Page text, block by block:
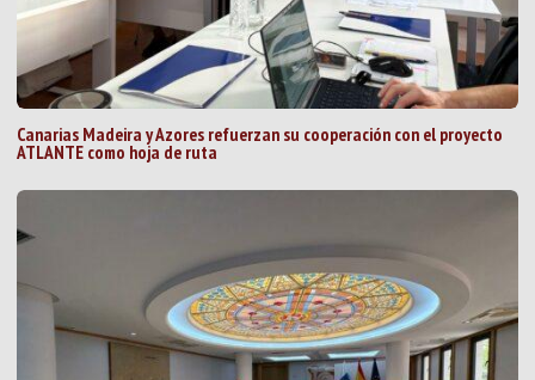
Canarias Madeira y Azores refuerzan su cooperación con el proyecto
ATLANTE como hoja de ruta